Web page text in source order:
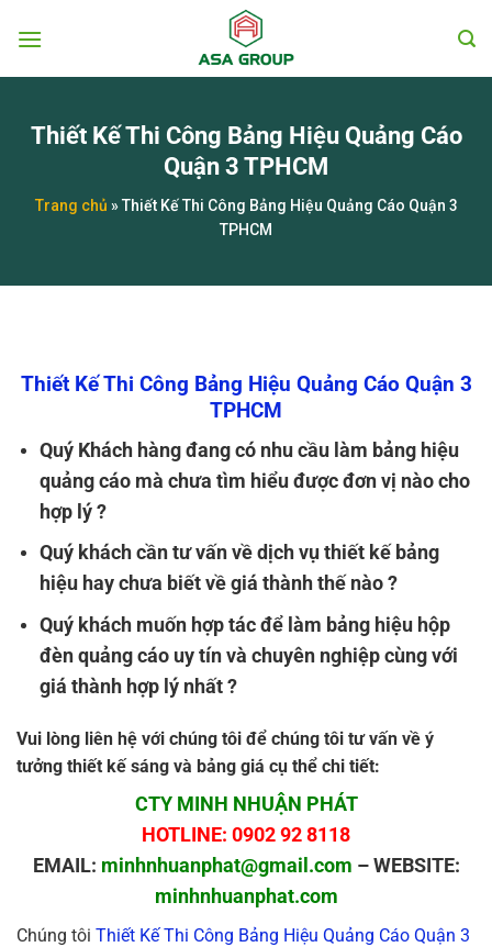
đến
Thiết Kế Thi Công Bảng Hiệu Quảng Cáo
Quận 3 TPHCM
Trang chủ »Thiết Kế Thi Công Bảng Hiệu Quảng Cáo Quận 3
TPHCM
Thiết Kế Thi Công Bảng Hiệu Quảng Cáo Quận 3
TPHCM
Quý Khách hàng đang có nhu cầu làm bảng hiệu
quảng cáo mà chưa tìm hiểu được đơn vị nào cho
hợp lý ?
Quý khách cần tư vấn về dịch vụ thiết kế bảng
hiệu hay chưa biết về giá thành thế nào ?
Quý khách muốn hợp tác để làm bảng hiệu hộp
đèn quảng cáo uy tín và chuyên nghiệp cùng với
giá thành hợp lý nhất ?
Vui lòng liên hệ với chúng tôi để chúng tôi tư vấn về ý
tưởng thiết kế sáng và bảng giá cụ thể chi tiết:
CTY MINH NHUẬN PHÁT
HOTLINE: 0902 92 8118
EMAIL: minhnhuanphat@gmail.com – WEBSITE:
minhnhuanphat.com
Chúng tôi Thiết Kế Thi Công Bảng Hiệu Quảng Cáo Quận 3